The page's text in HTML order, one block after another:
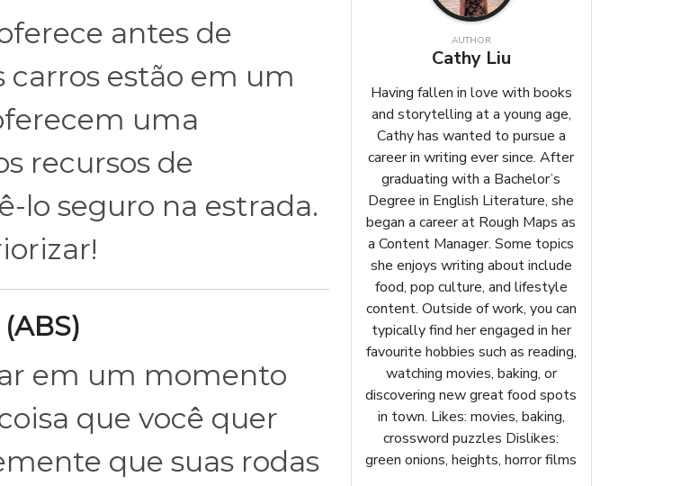
antes de
carros estão em um
uma
recursos de
lo seguro na estrada.
em um momento
que você quer
que suas rodas
AUTHOR
Cathy Liu
Having fallen in love with books
and storytelling at a young age,
Cathy has wanted to pursue a
career in writing ever since. After
graduating with a Bachelor’s
Degree in English Literature, she
began a career at Rough Maps as
a Content Manager. Some topics
she enjoys writing about include
food, pop culture, and lifestyle
content. Outside of work, you can
typically find her engaged in her
favourite hobbies such as reading,
watching movies, baking, or
discovering new great food spots
in town. Likes: movies, baking,
crossword puzzles Dislikes:
green onions, heights, horror films